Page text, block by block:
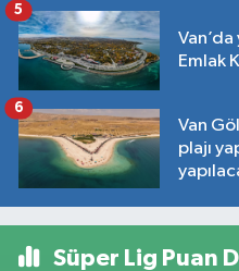
Emlak
5
Van
plajı
6
Süper Lig Puan